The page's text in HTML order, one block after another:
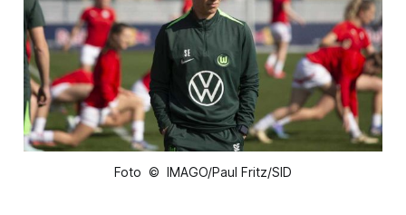
Foto © IMAGO/Paul Fritz/SID